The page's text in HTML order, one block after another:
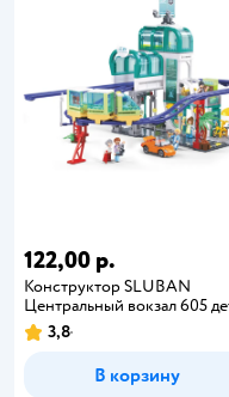
122,00 р.
Конструктор SLUBAN
Центральный вокзал 605
3,8
В корзину